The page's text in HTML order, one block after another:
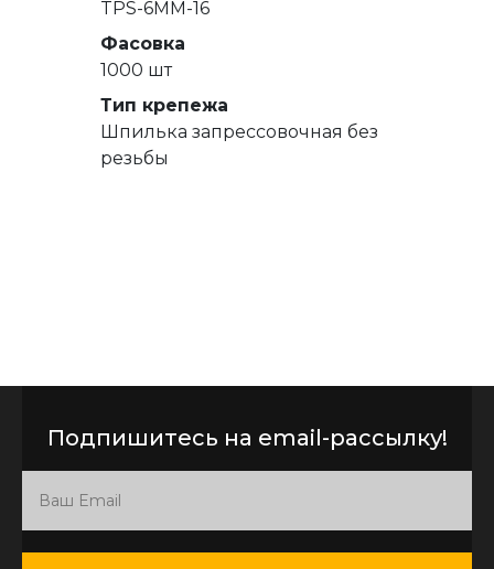
TPS-6MM-16
Фасовка
1000 шт
Тип крепежа
Шпилька запрессовочная без
резьбы
Подпишитесь на email-рассылку!